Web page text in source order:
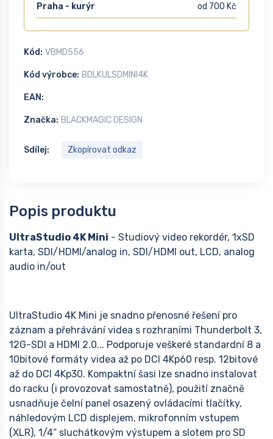
Praha - kurýr od 700 Kč
Kód: VBMD556
Kód výrobce: BDLKULSDMINI4K
EAN:
Značka: BLACKMAGIC DESIGN
Sdílej: Zkopírovat odkaz
Popis produktu
UltraStudio 4K Mini - Studiový video rekordér, 1xSD
karta, SDI/HDMI/analog in, SDI/HDMI out, LCD, analog
audio in/out
UltraStudio 4K Mini je snadno přenosné řešení pro
záznam a přehrávání videa s rozhraními Thunderbolt 3,
12G-SDI a HDMI 2.0... Podporuje veškeré standardní 8 a
10bitové formáty videa až po DCI 4Kp60 resp. 12bitové
až do DCI 4Kp30. Kompaktní šasi lze snadno instalovat
do racku (i provozovat samostatně), použití značně
usnadňuje čelní panel osazený ovládacími tlačítky,
náhledovým LCD displejem, mikrofonním vstupem
(XLR), 1/4“ sluchátkovým výstupem a slotem pro SD